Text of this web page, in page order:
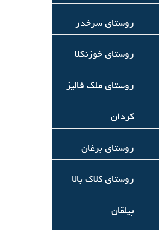
روستای سرخدر
روستای خوزنکلا
روستای ملک فالیز
كردان
روستای برغان
روستای کلاک بالا
بیلقان